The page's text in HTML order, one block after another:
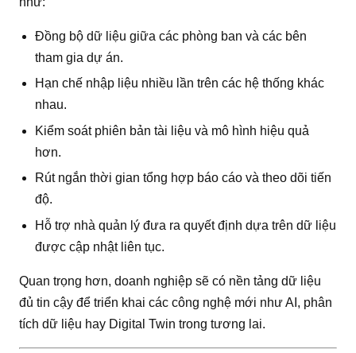
Đồng bộ dữ liệu giữa các phòng ban và các bên
tham gia dự án.
Hạn chế nhập liệu nhiều lần trên các hệ thống khác
nhau.
Kiểm soát phiên bản tài liệu và mô hình hiệu quả
hơn.
Rút ngắn thời gian tổng hợp báo cáo và theo dõi tiến
độ.
Hỗ trợ nhà quản lý đưa ra quyết định dựa trên dữ liệu
được cập nhật liên tục.
Quan trọng hơn, doanh nghiệp sẽ có nền tảng dữ liệu
đủ tin cậy để triển khai các công nghệ mới như AI, phân
tích dữ liệu hay Digital Twin trong tương lai.